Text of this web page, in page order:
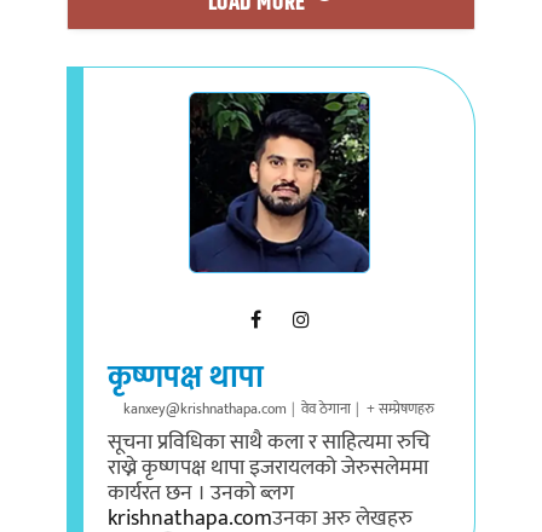
कृष्णपक्ष थापा
kanxey@krishnathapa.com
सूचना प्रविधिका साथै कला र साहित्यमा रुचि
राख्ने कृष्णपक्ष थापा इजरायलको जेरुसलेममा
कार्यरत छन । उनको ब्लग
krishnathapa.comउनका अरु लेखहरु
पढ्न सकिन्छ ।